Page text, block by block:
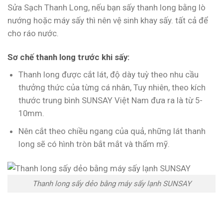
Sửa Sạch Thanh Long, nếu bạn sấy thanh long bằng lò
nướng hoặc máy sấy thì nên vệ sinh khay sấy. tất cả để
cho ráo nước.
Sơ chế thanh long trước khi sấy:
Thanh long được cắt lát, độ dày tuỳ theo nhu cầu
thưởng thức của từng cá nhân, Tuy nhiên, theo kích
thước trung bình SUNSAY Việt Nam đưa ra là từ 5-
10mm.
Nên cắt theo chiều ngang của quả, những lát thanh
long sẽ có hình tròn bắt mắt và thẩm mỹ.
Thanh long sấy dẻo bằng máy sấy lạnh SUNSAY